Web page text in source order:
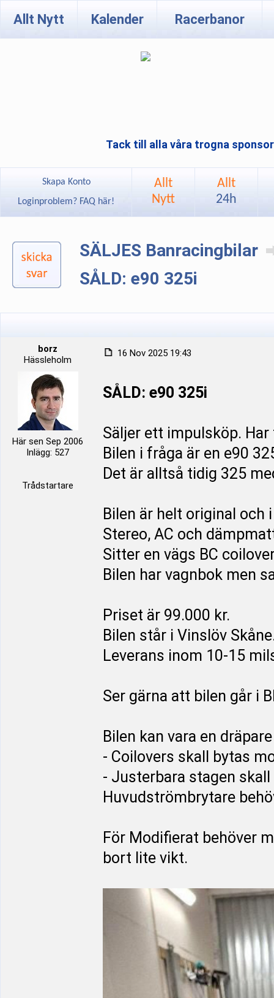
Allt Nytt Kalender Racerbanor
Tack till alla våra trogna
Skapa Konto
Loginproblem? FAQ här!
Allt
Nytt
Allt
24h
SÄLJES Banracingbilar
SÅLD: e90 325i
borz
Hässleholm
Här sen Sep 2006
Inlägg: 527
Trådstartare
16 Nov 2025 19:43
SÅLD: e90 325i
Säljer ett impulsköp.
Bilen i fråga är en e90
Det är alltså tidig 325
Bilen är helt original och
Stereo, AC och
Sitter en vägs BC
Bilen har vagnbok men
Priset är 99.000 kr.
Bilen står i Vinslöv
Leverans inom 10-15
Ser gärna att bilen går i
Bilen kan vara en
- Coilovers skall bytas
- Justerbara stagen
Huvudströmbrytare
För Modifierat behöver
bort lite vikt.